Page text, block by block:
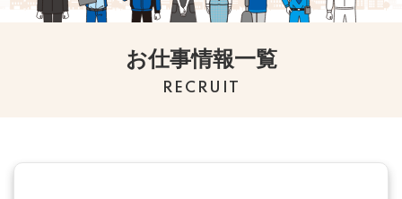
お仕事情報一覧
RECRUIT